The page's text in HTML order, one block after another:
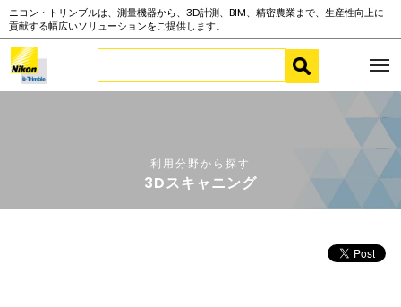
ニコン・トリンブルは、測量機器から、3D計測、BIM、精密農業まで、生産性向上に
貢献する幅広いソリューションをご提供します。
利用分野から探す
3Dスキャニング